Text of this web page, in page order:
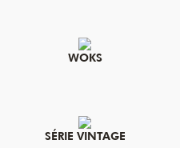
WOKS
SÉRIE VINTAGE